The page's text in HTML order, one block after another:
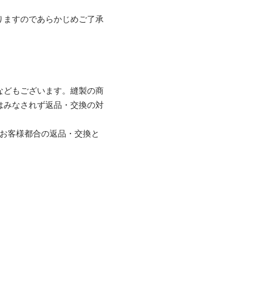
すのであらかじめご了承
もございます。縫製の商
なされず返品・交換の対
客様都合の返品・交換と